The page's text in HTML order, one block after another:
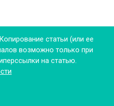
статьи (или ее
возможно только при
на статью.